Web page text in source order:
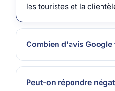
les touristes et la
Combien d'avis
Peut-on répondre